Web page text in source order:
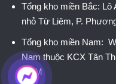
Tổng kho miền Bắc: Lô
nhỏ Từ Liêm, P.
Tổng kho miền Nam:
Nam thuộc KCX Tân
HCM